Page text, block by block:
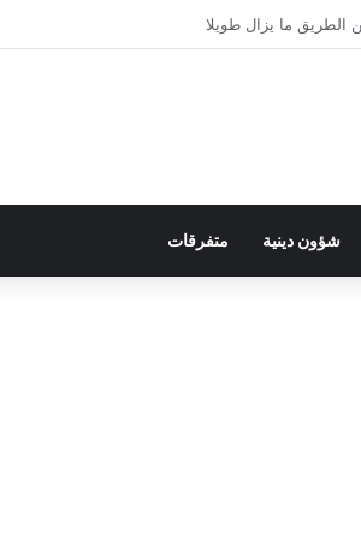
شؤون دينية متفرقات